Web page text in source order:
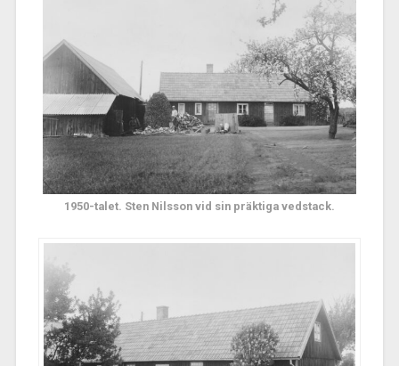
1950-talet. Sten Nilsson vid sin präktiga vedstack.